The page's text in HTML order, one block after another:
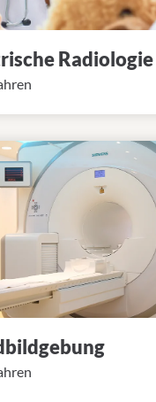
Radiologie